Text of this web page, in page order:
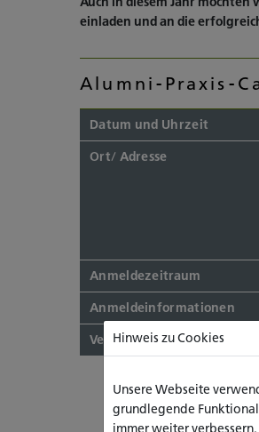
einladen und an die
Alumni-Praxis-
Datum und Uhrzeit
Ort/ Adresse
Anmeldezeitraum
Anmeldeinformationen
Veranstalter
Hinweis zu Cookies
Unsere Webseite
grundlegende
immer weiter